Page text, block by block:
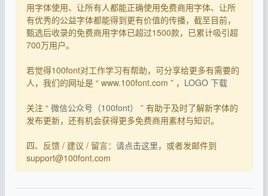
用字体使用、让所有人都能正确使用免费商用字体、让所
有优秀的公益字体都能得到更有价值的传播，截至目前，
甄选后收录的免费商用字体已超过1500款，已累计吸引超
700万用户。
若觉得100font对工作学习有帮助，可分享给更多有需要的
人，我们的网址是 “ www.100font.com ” ， LOGO 下载
关注 “ 微信公众号（100font）
” 有助于及时了解新字体的
发布更新，还有机会获得更多免费商用素材与知识。
四、反馈 / 建议 / 留言： 请点击这里，或者发邮件到
support@100font.com